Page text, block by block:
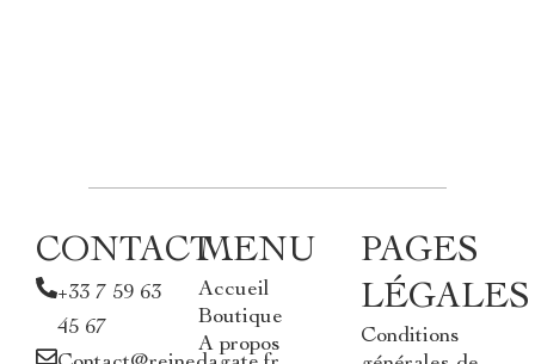
CONTACT
+33 7 59 63
45 67
MENU
Accueil
Boutique
A propos
PAGES
LÉGALES
Conditions